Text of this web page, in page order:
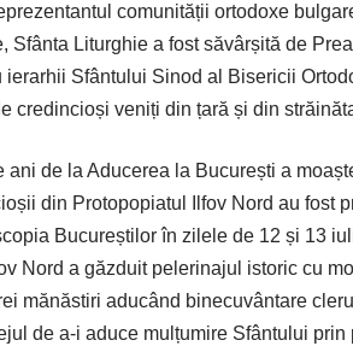
comunității ortodoxe
Sfânta Liturghie a fost săvârșită de
Sfântului Sinod al Bisericii
credincioși veniți din țară și din
de la Aducerea la București a
din Protopopiatul Ilfov Nord au fost
Bucureștilor în zilele de 12 și 13
Nord a găzduit pelerinajul istoric cu
mănăstiri aducând binecuvântare
de a-i aduce mulțumire Sfântului